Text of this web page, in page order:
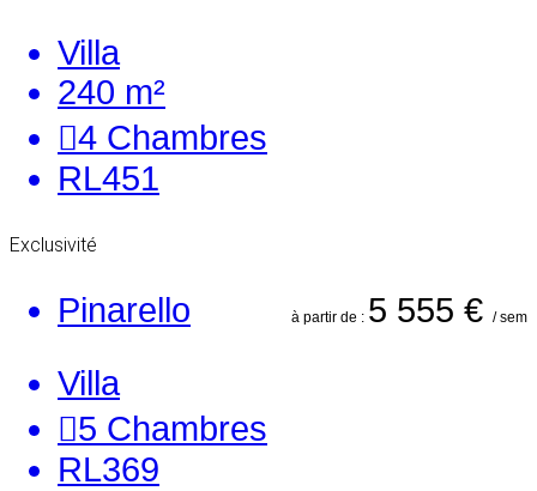
Villa
240 m²
4 Chambres
RL451
Exclusivité
à partir de : 5 555 € / sem
Pinarello
Villa
5 Chambres
RL369